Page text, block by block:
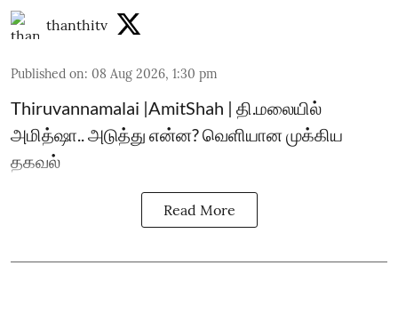
thanthitv
Published on: 08 Aug 2026, 1:30 pm
Thiruvannamalai |AmitShah | தி.மலையில்
அமித்ஷா.. அடுத்து என்ன? வெளியான முக்கிய
தகவல்
Read More